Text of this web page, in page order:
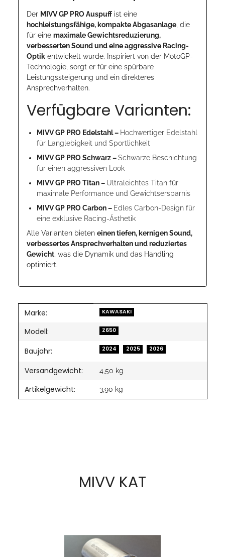
Der MIVV GP PRO Auspuff ist eine
hochleistungsfähige, kompakte Abgasanlage , die
für eine maximale Gewichtsreduzierung,
verbesserten Sound und eine aggressive Racing-
Optik entwickelt wurde. Inspiriert von der MotoGP-
Technologie, sorgt er für eine spürbare
Leistungssteigerung und ein direkteres
Ansprechverhalten.
Verfügbare Varianten:
MIVV GP PRO Edelstahl – Hochwertiger Edelstahl
für Langlebigkeit und Sportlichkeit
MIVV GP PRO Schwarz –Schwarze Beschichtung
für einen aggressiven Look
MIVV GP PRO Titan – Ultraleichtes Titan für
maximale Performance und Gewichtsersparnis
MIVV GP PRO Carbon – Edles Carbon-Design für
eine exklusive Racing-Ästhetik
Alle Varianten bieten einen tiefen, kernigen Sound,
verbessertes Ansprechverhalten und reduziertes
Gewicht , was die Dynamik und das Handling
optimiert.
Produkteigenschaft
Wert
Marke: KAWASAKI
Modell: Z650
Baujahr: 2024 2025 2026
Versandgewicht: 4,50 kg
Artikelgewicht: 3,90 kg
MIVV KAT